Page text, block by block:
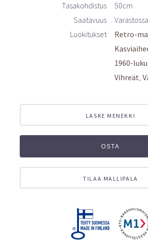
Tasakohdistus
50cm
Saatavuus
Varastossa
Luokitukset
Retro-
1960-luku
Vihreät
LASKE MENEKKI
OSTA
TILAA MALLIPALA